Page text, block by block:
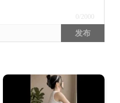
0 /2000
发布